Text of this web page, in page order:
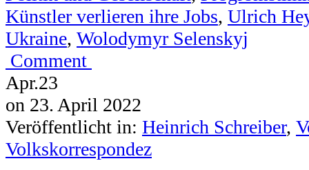
Künstler verlieren ihre Jobs, Ulrich
Ukraine, Wolodymyr Selenskyj
Comment
Apr.23
on 23. April 2022
Veröffentlicht in: Heinrich Schreiber,
Volkskorrespondez